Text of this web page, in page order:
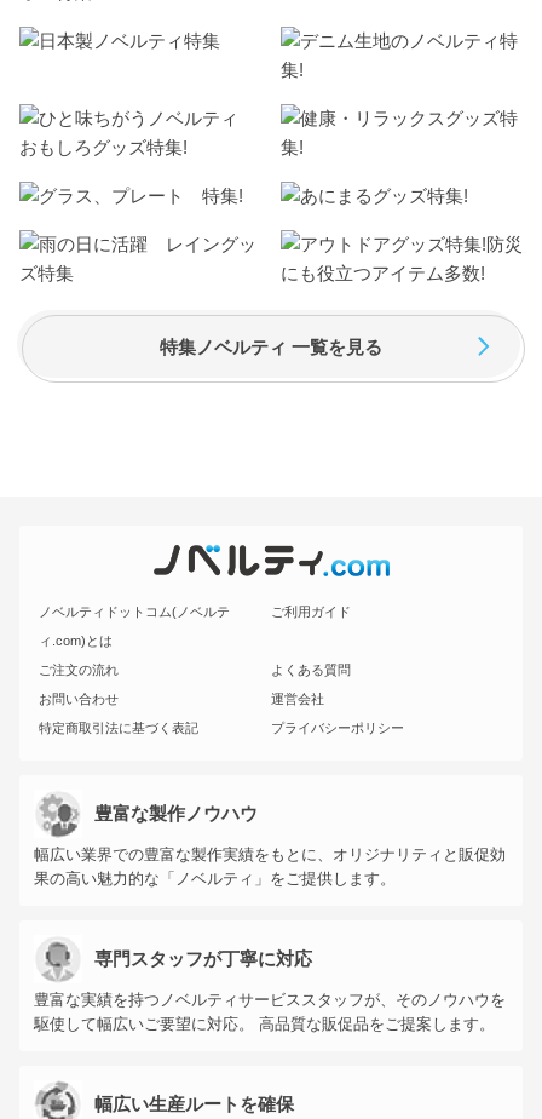
特集ノベルティ 一覧を見る
ノベルティドットコム(ノベルテ
ィ.com)とは
ご利用ガイド
ご注文の流れ
よくある質問
お問い合わせ
運営会社
特定商取引法に基づく表記
プライバシーポリシー
豊富な製作ノウハウ
幅広い業界での豊富な製作実績をもとに、オリジナリティと販促効
果の高い魅力的な「ノベルティ」をご提供します。
専門スタッフが丁寧に対応
豊富な実績を持つノベルティサービススタッフが、そのノウハウを
駆使して幅広いご要望に対応。 高品質な販促品をご提案します。
幅広い生産ルートを確保